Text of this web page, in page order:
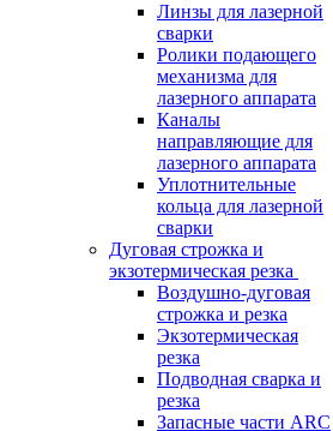
Линзы для лазерной
сварки
Ролики подающего
механизма для
лазерного аппарата
Каналы
направляющие для
лазерного аппарата
Уплотнительные
кольца для лазерной
сварки
Дуговая строжка и
экзотермическая резка
Воздушно-дуговая
строжка и резка
Экзотермическая
резка
Подводная сварка и
резка
Запасные части ARC